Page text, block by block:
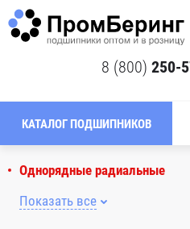
8 (800) 250-
КАТАЛОГ ПОДШИПНИКОВ
Однорядные радиальные
Показать все